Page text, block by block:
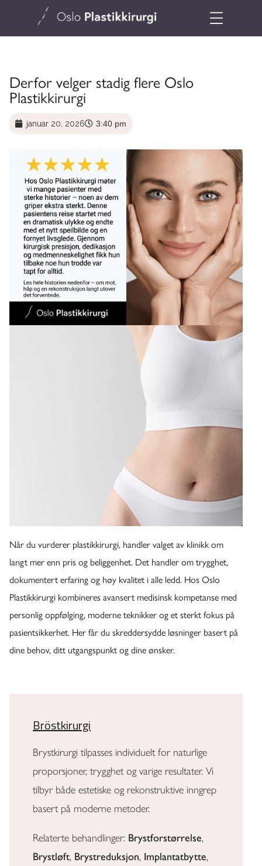
Derfor velger stadig flere Oslo
Plastikkirurgi
januar 20, 2026 3:40 pm
Når du vurderer plastikkirurgi, handler valget av klinikk om
langt mer enn pris og beliggenhet. Det handler om trygghet,
dokumentert erfaring og høy kvalitet i alle ledd. Hos Oslo
Plastikkirurgi kombineres avansert medisinsk kompetanse med
personlig oppfølging, moderne teknikker og et sterkt fokus på
pasientsikkerhet. Her får du skreddersydde løsninger basert på
dine behov, ditt utgangspunkt og dine ønsker.
Bröstkirurgi
Brystkirurgi tilpasses individuelt for naturlige
proporsjoner, trygghet og varige resultater. Vi
tilbyr både estetiske og rekonstruktive inngrep
basert på moderne metoder.
Relaterte behandlinger: Brystforstørrelse,
Brystløft, Brystreduksjon, Implantatbytte,